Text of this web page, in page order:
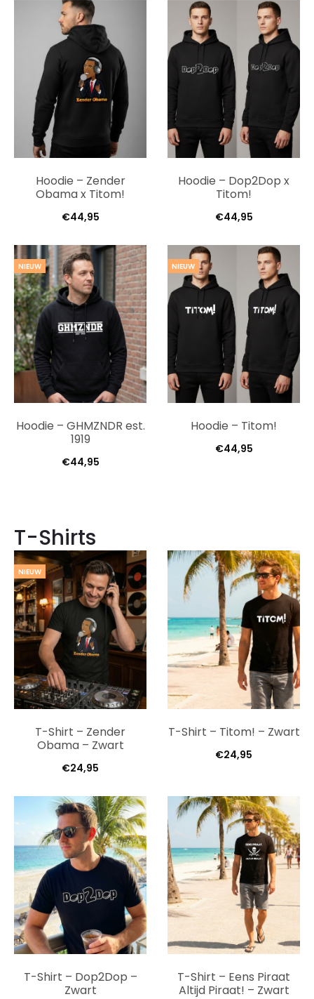
Hoodie – Zender
Obama x Titom!
€44,95
Hoodie – Dop2Dop x
Titom!
€44,95
NIEUW
Hoodie – GHMZNDR est.
1919
€44,95
NIEUW
Hoodie – Titom!
€44,95
T-Shirts
NIEUW
T-Shirt – Zender
Obama – Zwart
€24,95
T-Shirt – Titom! – Zwart
€24,95
T-Shirt – Dop2Dop –
Zwart
T-Shirt – Eens Piraat
Altijd Piraat! – Zwart